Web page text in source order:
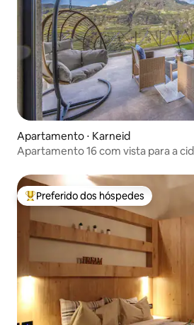
Apartamento ⋅ Karneid
Apartamento 16 com vista para a
Entre os melhores preferidos dos
Preferido dos hóspedes